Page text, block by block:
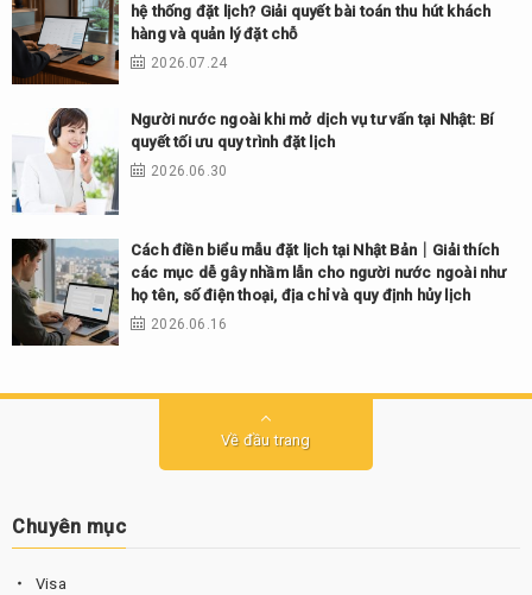
hệ thống đặt lịch? Giải quyết bài toán thu hút khách
hàng và quản lý đặt chỗ
2026.07.24
Người nước ngoài khi mở dịch vụ tư vấn tại Nhật: Bí
quyết tối ưu quy trình đặt lịch
2026.06.30
Cách điền biểu mẫu đặt lịch tại Nhật Bản｜Giải thích
các mục dễ gây nhầm lẫn cho người nước ngoài như
họ tên, số điện thoại, địa chỉ và quy định hủy lịch
2026.06.16
Về đầu trang
Chuyên mục
Visa